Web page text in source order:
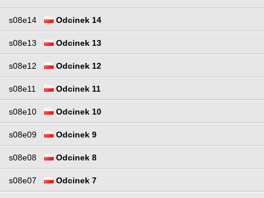
s08e14 Odcinek 14
s08e13 Odcinek 13
s08e12 Odcinek 12
s08e11 Odcinek 11
s08e10 Odcinek 10
s08e09 Odcinek 9
s08e08 Odcinek 8
s08e07 Odcinek 7